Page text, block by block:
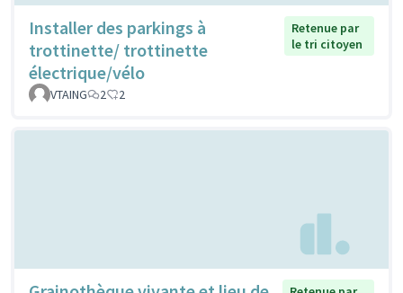
Installer des parkings à
trottinette/ trottinette
électrique/vélo
Retenue par
le tri citoyen
VTAING 2 2